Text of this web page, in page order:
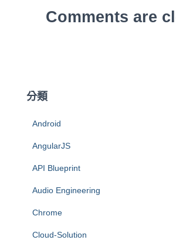
Comments are
分類
Android
AngularJS
API Blueprint
Audio Engineering
Chrome
Cloud-Solution